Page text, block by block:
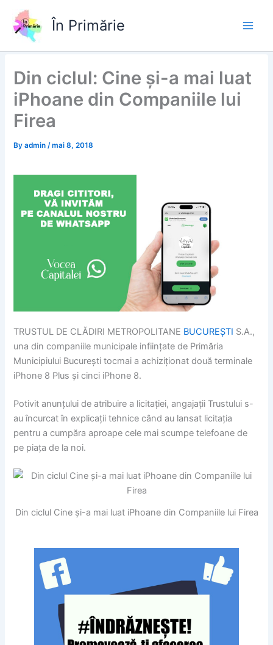
content
În Primărie
Din ciclul: Cine și-a mai luat
iPhoane din Companiile lui
Firea
Byadmin/mai 8, 2018
TRUSTUL DE CLĂDIRI METROPOLITANE BUCUREȘTI S.A.,
una din companiile municipale inființate de Primăria
Municipiului București tocmai a achiziționat două terminale
iPhone 8 Plus și cinci iPhone 8.
Potivit anunțului de atribuire a licitației, angajații Trustului s-
au încurcat în explicații tehnice când au lansat licitația
pentru a cumpăra aproape cele mai scumpe telefoane de
pe piața de la noi.
Din ciclul Cine și-a mai luat iPhoane din Companiile lui Firea